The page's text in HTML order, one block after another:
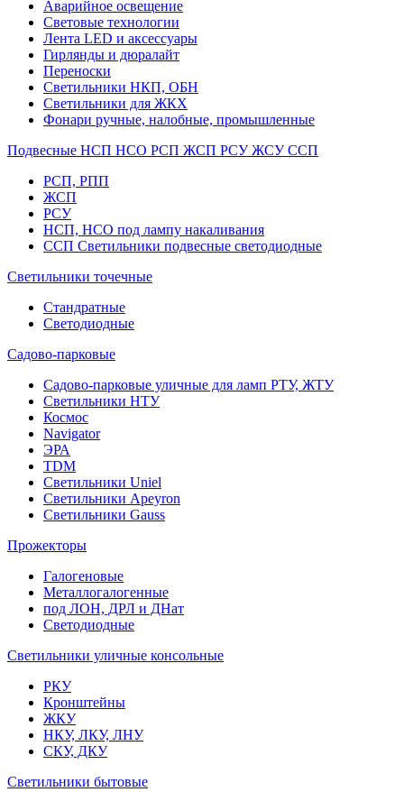
Аварийное освещение
Световые технологии
Лента LED и аксессуары
Гирлянды и дюралайт
Переноски
Светильники НКП, ОБН
Светильники для ЖКХ
Фонари ручные, налобные, промышленные
Подвесные НСП НСО РСП ЖСП РСУ ЖСУ ССП
РСП, РПП
ЖСП
РСУ
НСП, НСО под лампу накаливания
ССП Светильники подвесные светодиодные
Светильники точечные
Стандратные
Светодиодные
Садово-парковые
Садово-парковые уличные для ламп РТУ, ЖТУ
Светильники НТУ
Космос
Navigator
ЭРА
TDM
Светильники Uniel
Светильники Apeyron
Светильники Gauss
Прожекторы
Галогеновые
Металлогалогенные
под ЛОН, ДРЛ и ДНат
Светодиодные
Светильники уличные консольные
РКУ
Кронштейны
ЖКУ
НКУ, ЛКУ, ЛНУ
СКУ, ДКУ
Светильники бытовые